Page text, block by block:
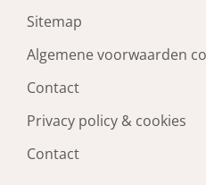
Sitemap
Algemene voorwaarden
Contact
Privacy policy & cookies
Contact